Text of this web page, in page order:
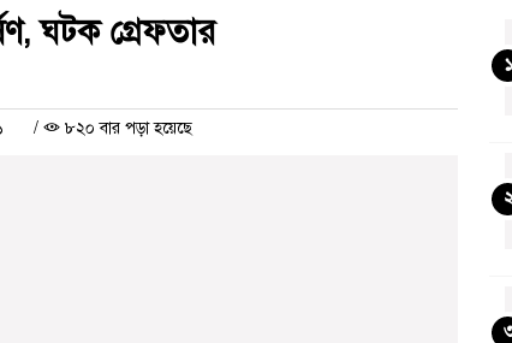
ঘটক গ্রেফতার
/ ৮২০ বার পড়া হয়েছে
১
২